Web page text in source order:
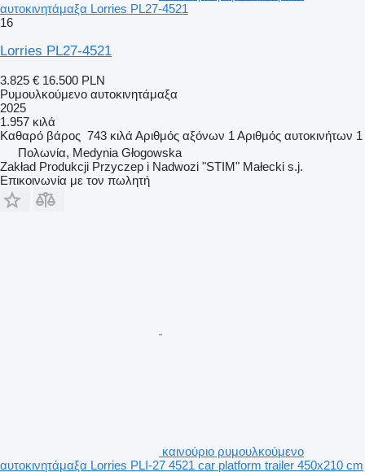
αυτοκινητάμαξα Lorries PL27-4521
16
Lorries PL27-4521
3.825 € 16.500 PLN
Ρυμουλκούμενο αυτοκινητάμαξα
2025
1.957 κιλά
Καθαρό βάρος 743 κιλά Αριθμός αξόνων 1 Αριθμός αυτοκινήτων 1
Πολωνία, Medynia Głogowska
Zakład Produkcji Przyczep i Nadwozi "STIM" Małecki s.j.
Επικοινωνία με τον πωλητή
καινούριο ρυμουλκούμενο
αυτοκινητάμαξα Lorries PLI-27 4521 car platform trailer 450x210 cm